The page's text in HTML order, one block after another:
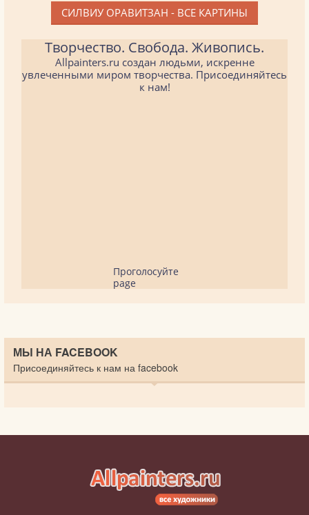
СИЛВИУ ОРАВИТЗАН - ВСЕ КАРТИНЫ
Творчество. Свобода. Живопись.
Allpainters.ru создан людьми, искренне
увлеченными миром творчества. Присоединяйтесь
к нам!
Проголосуйте
page
МЫ НА FACEBOOK
Присоединяйтесь к нам на facebook